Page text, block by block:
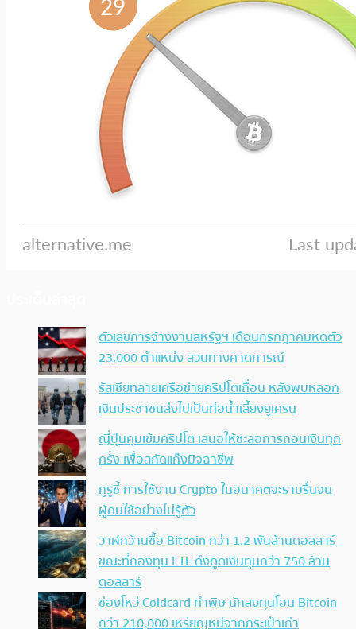
ตัวเลขการจ้างงานสหรัฐฯ เดือนกรกฎาคมหดตัว
23,000 ตำแหน่ง สวนทางคาดการณ์
รัสเซียทลายเครือข่ายคริปโตเถื่อน หลังพบหลอก
เงินประชาชนส่งไปเป็นท่อน้ำเลี้ยงยูเครน
ญี่ปุ่นคุมเข้มคริปโต เสนอให้ชะลอการถอนเงินทุก
ครั้ง เพื่อสกัดแก๊งมิจฉาชีพ
กูรูชี้ การใช้งาน Crypto ในอนาคตจะราบรื่นจน
ผู้คนใช้อย่างไม่รู้ตัว
วาฬกว้านซื้อ Bitcoin กว่า 1.2 พันล้านดอลลาร์
ขณะที่กองทุน ETF ดึงดูดเงินทุนกว่า 750 ล้าน
ดอลลาร์
ช่องโหว่ Coldcard ทำพิษ นักลงทุนโอน Bitcoin
กว่า 210,000 เหรียญหนีจากกระเป๋าเก่า